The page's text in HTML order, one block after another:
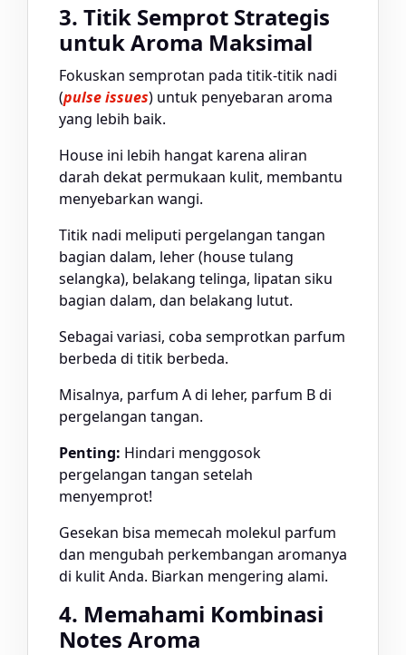
3. Titik Semprot Strategis
untuk Aroma Maksimal
Fokuskan semprotan pada titik-titik nadi
(pulse issues) untuk penyebaran aroma
yang lebih baik.
House ini lebih hangat karena aliran
darah dekat permukaan kulit, membantu
menyebarkan wangi.
Titik nadi meliputi pergelangan tangan
bagian dalam, leher (house tulang
selangka), belakang telinga, lipatan siku
bagian dalam, dan belakang lutut.
Sebagai variasi, coba semprotkan parfum
berbeda di titik berbeda.
Misalnya, parfum A di leher, parfum B di
pergelangan tangan.
Penting: Hindari menggosok
pergelangan tangan setelah
menyemprot!
Gesekan bisa memecah molekul parfum
dan mengubah perkembangan aromanya
di kulit Anda. Biarkan mengering alami.
4. Memahami Kombinasi
Notes Aroma